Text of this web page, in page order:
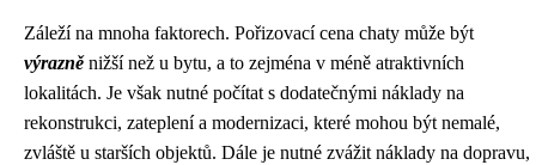
Záleží na mnoha faktorech. Pořizovací cena chaty může být
výrazněnižší než u bytu, a to zejména v méně atraktivních
lokalitách. Je však nutné počítat s dodatečnými náklady na
rekonstrukci, zateplení a modernizaci, které mohou být nemalé,
zvláště u starších objektů. Dále je nutné zvážit náklady na dopravu,